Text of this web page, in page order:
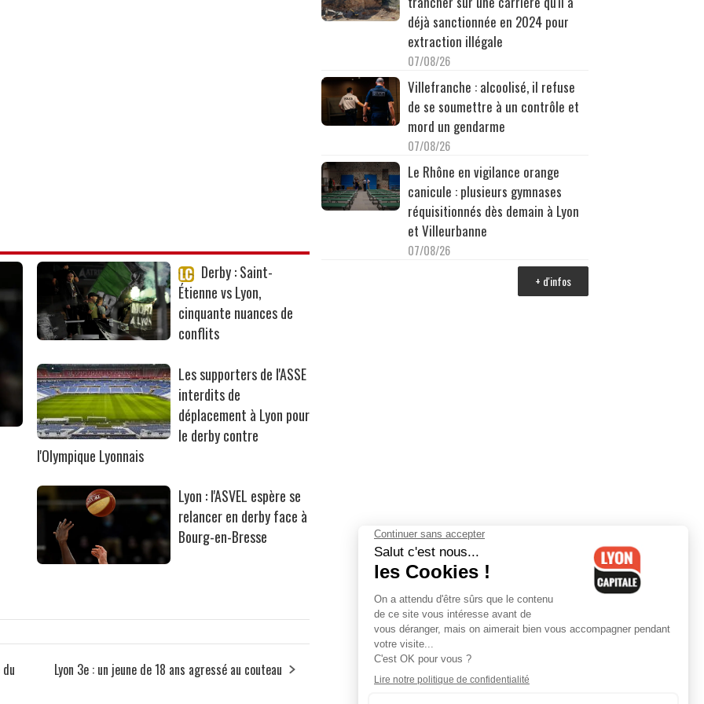
Derby : Saint-
Étienne vs Lyon,
cinquante nuances de
conflits
Les supporters de l'ASSE
interdits de
déplacement à Lyon pour
le derby contre
l'Olympique Lyonnais
Lyon : l'ASVEL espère se
relancer en derby face à
Bourg-en-Bresse
Lyon 3e : un jeune de 18 ans agressé au couteau
déjà sanctionnée en 2024 pour
extraction illégale
07/08/26
Villefranche : alcoolisé, il refuse
de se soumettre à un contrôle et
mord un gendarme
07/08/26
Le Rhône en vigilance orange
canicule : plusieurs gymnases
réquisitionnés dès demain à Lyon
et Villeurbanne
07/08/26
+ d'infos